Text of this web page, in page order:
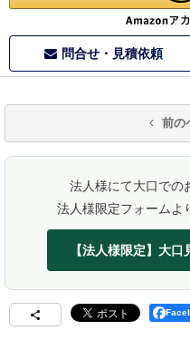
問合せ・見積依頼
前の
法人様にて大口での
法人様限定フォームよ
【法人様限定】大